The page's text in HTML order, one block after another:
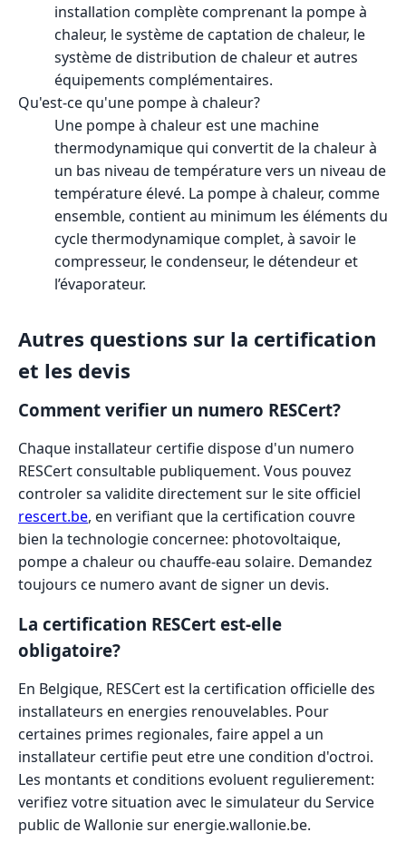
installation complète comprenant la pompe à
chaleur, le système de captation de chaleur, le
système de distribution de chaleur et autres
équipements complémentaires.
Qu'est-ce qu'une pompe à chaleur?
Une pompe à chaleur est une machine
thermodynamique qui convertit de la chaleur à
un bas niveau de température vers un niveau de
température élevé. La pompe à chaleur, comme
ensemble, contient au minimum les éléments du
cycle thermodynamique complet, à savoir le
compresseur, le condenseur, le détendeur et
l’évaporateur.
Autres questions sur la certification
et les devis
Comment verifier un numero RESCert?
Chaque installateur certifie dispose d'un numero
RESCert consultable publiquement. Vous pouvez
controler sa validite directement sur le site officiel
rescert.be, en verifiant que la certification couvre
bien la technologie concernee: photovoltaique,
pompe a chaleur ou chauffe-eau solaire. Demandez
toujours ce numero avant de signer un devis.
La certification RESCert est-elle
obligatoire?
En Belgique, RESCert est la certification officielle des
installateurs en energies renouvelables. Pour
certaines primes regionales, faire appel a un
installateur certifie peut etre une condition d'octroi.
Les montants et conditions evoluent regulierement:
verifiez votre situation avec le simulateur du Service
public de Wallonie sur energie.wallonie.be.